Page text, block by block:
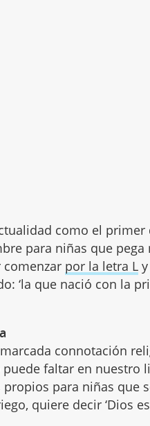
como el primer
para niñas que pega
comenzar por la letra Ly
‘la que nació con la
connotación
faltar en nuestro
para niñas que
quiere decir ‘Dios